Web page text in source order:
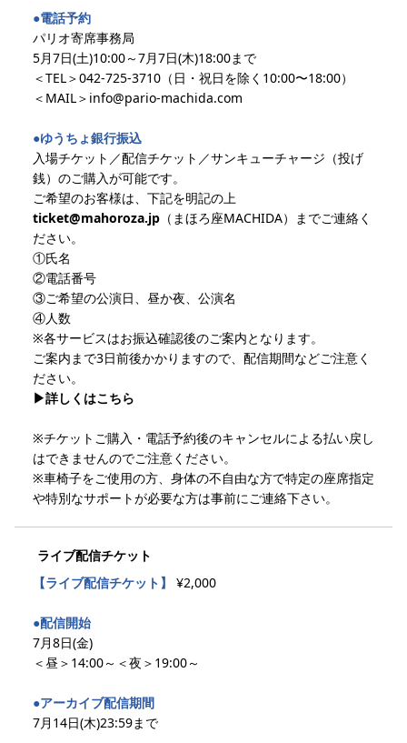
●電話予約
パリオ寄席事務局
5月7日(土)10:00～7月7日(木)18:00まで
＜TEL＞042-725-3710（日・祝日を除く10:00〜18:00）
＜MAIL＞info@pario-machida.com
●ゆうちょ銀行振込
入場チケット／配信チケット／サンキューチャージ（投げ
銭）のご購入が可能です。
ご希望のお客様は、下記を明記の上
ticket@mahoroza.jp （まほろ座MACHIDA）までご連絡く
ださい。
①氏名
②電話番号
③ご希望の公演日、昼か夜、公演名
④人数
※各サービスはお振込確認後のご案内となります。
ご案内まで3日前後かかりますので、配信期間などご注意く
ださい。
▶︎詳しくはこちら
※チケットご購入・電話予約後のキャンセルによる払い戻し
はできませんのでご注意ください。
※車椅子をご使用の方、身体の不自由な方で特定の座席指定
や特別なサポートが必要な方は事前にご連絡下さい。
ライブ配信チケット
【ライブ配信チケット】
¥2,000
●配信開始
7月8日(金)
＜昼＞14:00～＜夜＞19:00～
●アーカイブ配信期間
7月14日(木)23:59まで